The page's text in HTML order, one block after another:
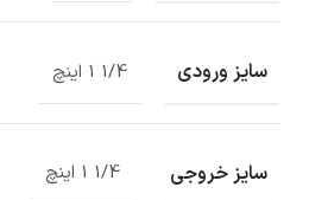
سایز ورودی 1/4 1 اینچ
سایز خروجی 1/4 1 اینچ